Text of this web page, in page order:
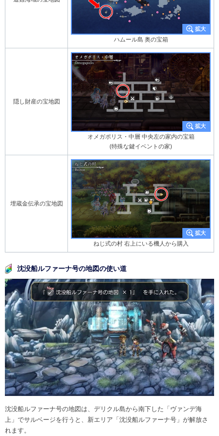
ハムール島 奥の宝箱
隠し財産の宝地図
オメガポリス・中層 中央左の家内の宝箱
(特殊な鍵イベントの家)
埋蔵金伝承の宝地図
ねじ式の村 右上にいる機人から購入
沈没船ルファーナ号の地図の使い道
沈没船ルファーナ号の地図は、デリクル島から南下した「ヴァンデ海
上」でサルベージを行うと、新エリア「沈没船ルファーナ号」が解放さ
れます。